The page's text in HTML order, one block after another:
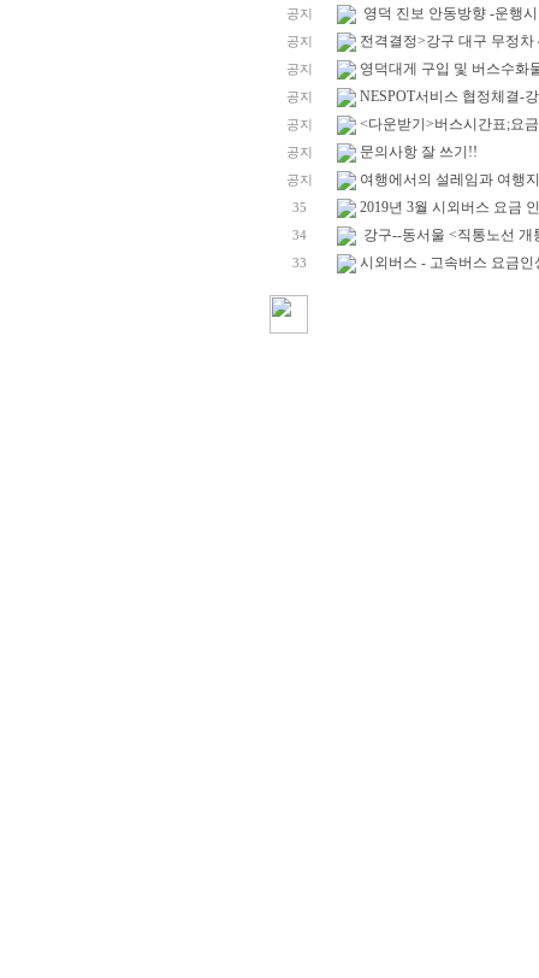
공지 영덕 진보 안동방향 -운행
공지 전격결정>강구 대구 무정차
공지 영덕대게 구입 및 버스수화
공지 NESPOT서비스 협정체결-
공지 <다운받기>버스시간표;요
공지 문의사항 잘 쓰기!!
공지 여행에서의 설레임과 여행
35 2019년 3월 시외버스 요금
34 강구--동서울 <직통노선 개
33 시외버스 - 고속버스 요금인